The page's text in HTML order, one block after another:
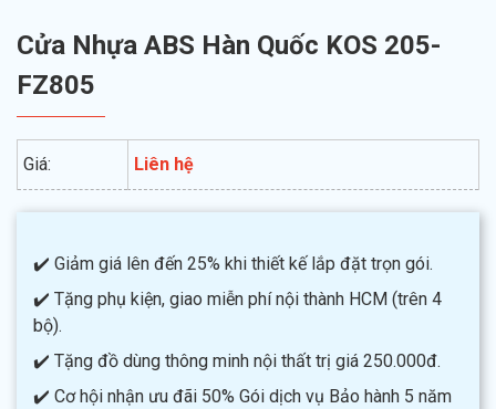
Cửa Nhựa ABS Hàn Quốc KOS 205-
FZ805
Giá: Liên hệ
✔️ Giảm giá lên đến 25% khi thiết kế lắp đặt trọn gói.
✔️ Tặng phụ kiện, giao miễn phí nội thành HCM (trên 4
bộ).
✔️ Tặng đồ dùng thông minh nội thất trị giá 250.000đ.
✔️ Cơ hội nhận ưu đãi 50% Gói dịch vụ Bảo hành 5 năm